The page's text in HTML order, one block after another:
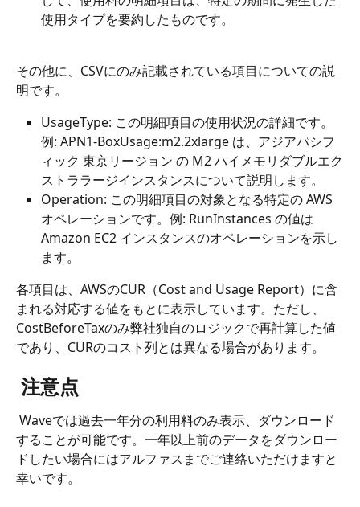
使用タイプを要約したものです。
その他に、CSVにのみ記載されている項目についての説
明です。
UsageType: この明細項目の使用状況の詳細です。
例: APN1-BoxUsage:m2.2xlarge は、アジアパシフ
ィック 東京リージョン の M2 ハイメモリダブルエク
ストララージインスタンスについて説明します。
Operation: この明細項目の対象となる特定の AWS
オペレーションです。例: RunInstances の値は
Amazon EC2 インスタンスのオペレーションを示し
ます。
各項目は、AWSのCUR（Cost and Usage Report）に含
まれる対応する値をもとに表示しています。ただし、
CostBeforeTaxのみ弊社独自のロジックで再計算した値
であり、CURのコスト列とは異なる場合があります。
注意点
することが可能です。一年以上前のデータをダウンロー
ドしたい場合にはアルファスまでご連絡いただけますと
幸いです。